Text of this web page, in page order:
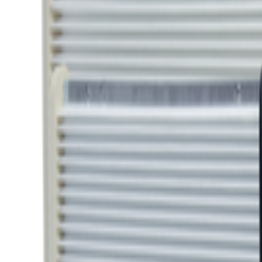
品質保証
無料サンプル
サンプルは無料でお届けします